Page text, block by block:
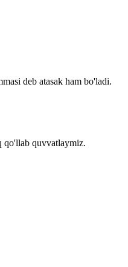
deb atasak ham bo'ladi.
qo'llab quvvatlaymiz.